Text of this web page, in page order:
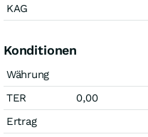
KAG
Konditionen
Währung
TER
0,00
Ertrag